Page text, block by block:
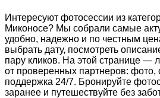
Интересуют фотосессии из
Миконосе? Мы собрали самые
удобно, надежно и по честным
выбрать дату, посмотреть
пару кликов. На этой странице —
от проверенных партнеров: фото,
поддержка 24/7. Бронируйте
заранее и путешествуйте без